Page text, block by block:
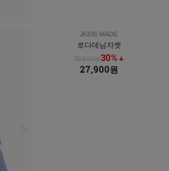
로다데님자켓
39,800원30% ↓
27,900원